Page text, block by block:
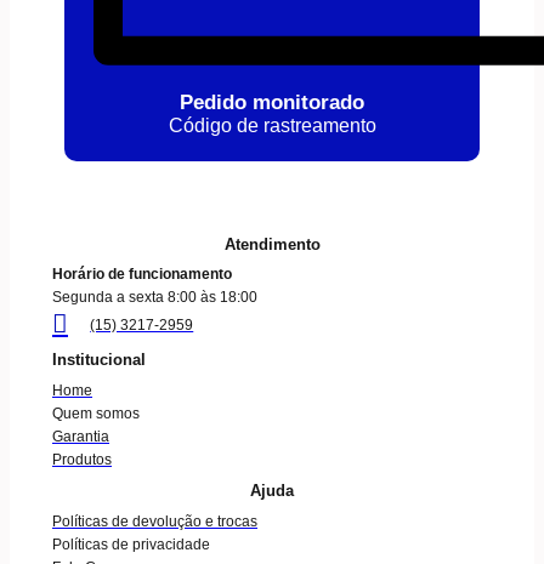
Pedido monitorado
Código de rastreamento
Atendimento
Horário de funcionamento
Segunda a sexta 8:00 às 18:00
(15) 3217-2959
Institucional
Home
Quem somos
Garantia
Produtos
Ajuda
Políticas de devolução e trocas
Políticas de privacidade